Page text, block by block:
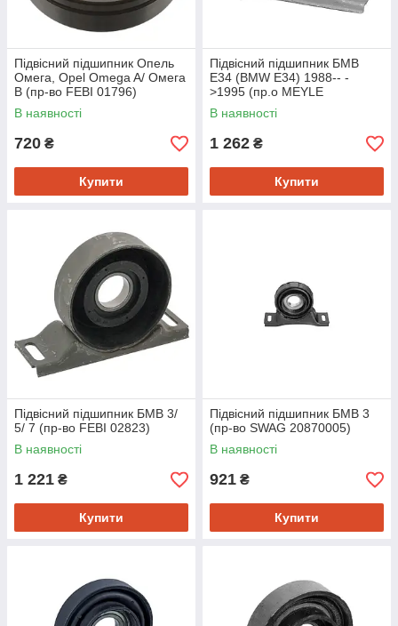
Підвісний підшипник Опель
Омега, Opel Omega A/ Омега
B (пр-во FEBI 01796)
В наявності
720 ₴
Купити
Підвісний підшипник БМВ
Е34 (BMW E34) 1988-- -
>1995 (пр.о MEYLE
3002612191/S)
В наявності
1 262 ₴
Купити
Підвісний підшипник БМВ 3/
5/ 7 (пр-во FEBI 02823)
В наявності
1 221 ₴
Купити
Підвісний підшипник БМВ 3
(пр-во SWAG 20870005)
В наявності
921 ₴
Купити